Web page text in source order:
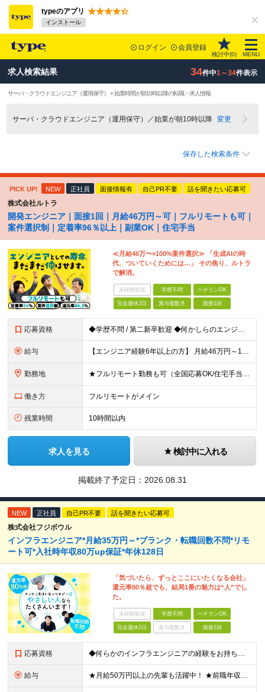
typeのアプリ
インストール
ログイン 会員登録
検討中(0) MENU
求人検索結果 34件中1～34件表示
サーバ・クラウドエンジニア（運用保守） × 始業時間が朝10時以降の転職・求人情報
サーバ・クラウドエンジニア（運用保守）／始業が朝10時以降 変更
保存した検索条件
PICK UP! NEW 正社員 面接情報有 自己PR不要 話を聞きたい応募可
株式会社ルトラ
開発エンジニア｜面接1回｜月給46万円～可｜フルリモートも可｜
案件選択制｜定着率96％以上｜副業OK｜住宅手当
≪月給46万〜×100%案件選択≫ 「生成AIの時
代、ついていくためには…」 その焦り、ルトラ
で解消。
未経験歓迎 学歴不問 ベテランOK
完全週休2日 賞与複数月 面接1回
応募資格 ◆学歴不問 / 第二新卒歓迎 ◆何かしらのエンジニア経験をお持ちの方 （言語・期間・フェーズ不問） 経験浅めの方も遠慮なくご応募ください！ ■入社前Q＆A ────── ◎実力に見合った報酬が手に
給与 【エンジニア経験6年以上の方】 月給46万円～100万円（固定残業代含む） ※上記月給には月30時間分の固定残業代（月8万7,400円～月19万円）を含む。超過分は全額支給。 【エンジニア経験4年以
勤務地 ★フルリモート勤務も可（全国応募OK/住宅手当を支給します） ※案件によって常駐が必要になる場合があります。 ※希望がない限り、転勤はありません ※U・Iターン歓迎 ★ルトラの社員は全国各地で活躍中
働き方 フルリモートがメイン
残業時間 10時間以内
求人を見る 検討中に入れる
掲載終了予定日： 2026.08.31
NEW 正社員 自己PR不要 話を聞きたい応募可
株式会社フジボウル
インフラエンジニア*月給35万円～*ブランク・転職回数不問*リモ
ート可*入社時年収80万up保証*年休128日
「気づいたら、ずっとここにいたくなる会社」
還元率80％超でも、結局1番の魅力は“人”でし
た。
未経験歓迎 学歴不問 ベテランOK
完全週休2日 賞与複数月 面接1回
応募資格 ◆何らかのインフラエンジニアの経験をお持ちの方 ┗設計・構築経験だけではなく、運用・保守経験があるという方も、お気軽にご応募ください！ ┗ブランク・転職回数は不問です！ ┗ネガティブな応募理由も歓迎で
給与 ★月給50万円以上の先輩も活躍中！ ★前職年収から80万円以上UP保証 月給35万円～ ※月給には固定残業代を含む(月20時間分/2万6000円～/超過分別途支給） ※残業がなくても上記支給(基本残